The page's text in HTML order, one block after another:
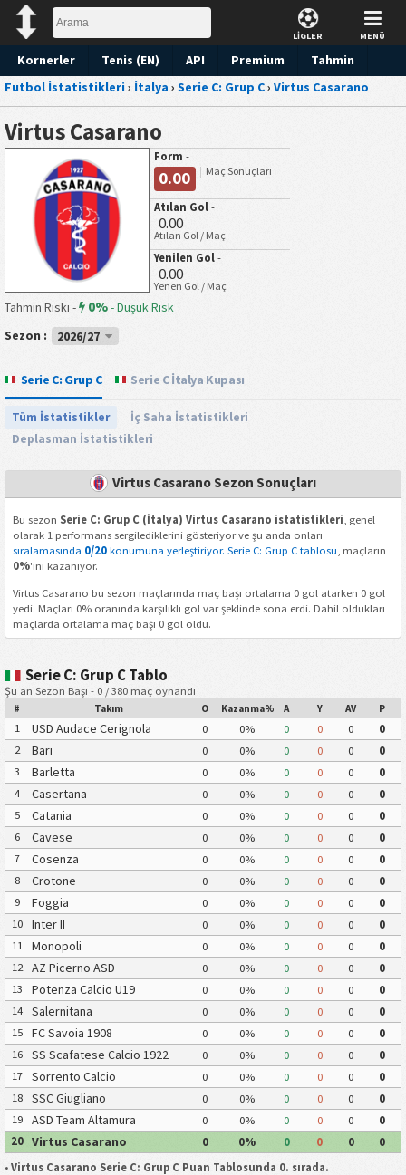
LİGLER MENÜ
Kornerler Tenis (EN) API Premium
Tahmin
Futbol İstatistikleri› İtalya › Serie C: Grup C› Virtus Casarano
Virtus Casarano
Form -
0.00 Maç Sonuçları
Atılan Gol -
0.00
Atılan Gol / Maç
Yenilen Gol -
0.00
Yenen Gol / Maç
Tahmin Riski - 0%-Düşük Risk
Sezon :
2026/27
Serie C: Grup C Serie C İtalya Kupası
Tüm İstatistikler
İç Saha İstatistikleri
Deplasman İstatistikleri
Virtus Casarano Sezon Sonuçları
Bu sezon Serie C: Grup C (İtalya) Virtus Casarano istatistikleri, genel
olarak 1 performans sergilediklerini gösteriyor ve şu anda onları
sıralamasında 0/20konumuna yerleştiriyor. Serie C: Grup C tablosu, maçların
0%'ini kazanıyor.
Virtus Casarano bu sezon maçlarında maç başı ortalama 0 gol atarken 0 gol
yedi. Maçları 0% oranında karşılıklı gol var şeklinde sona erdi. Dahil oldukları
maçlarda ortalama maç başı 0 gol oldu.
Serie C: Grup C Tablo
Şu an Sezon Başı - 0 / 380 maç oynandı
# Takım O Kazanma% A Y AV P
1 USD Audace Cerignola 0 0% 0 0 0
0
2
Bari 0 0% 0 0 0
0
3
Barletta 0 0% 0 0 0
0
4
Casertana 0 0% 0 0 0
0
5
Catania 0 0% 0 0 0
0
6
Cavese 0 0% 0 0 0
0
7
Cosenza 0 0% 0 0 0
0
8
Crotone 0 0% 0 0 0
0
9
Foggia 0 0% 0 0 0
0
10
Inter II 0 0% 0 0 0
0
11
Monopoli 0 0% 0 0 0
0
12
AZ Picerno ASD 0 0% 0 0 0
0
13
Potenza Calcio U19 0 0% 0 0 0
0
14
Salernitana 0 0% 0 0 0
0
15
FC Savoia 1908 0 0% 0 0 0
0
16
SS Scafatese Calcio 1922 0 0% 0 0 0
0
17
Sorrento Calcio 0 0% 0 0 0
0
18
SSC Giugliano 0 0% 0 0 0
0
19
ASD Team Altamura 0 0% 0 0 0
0
20
Virtus Casarano 0 0% 0 0 0
0
• Virtus Casarano Serie C: Grup C Puan Tablosunda 0. sırada.